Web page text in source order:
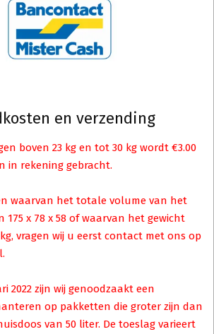
en verzending
boven 23 kg en tot 30 kg wordt €3.00
in rekening gebracht.
waarvan het totale volume van het
175 x 78 x 58 of waarvan het gewicht
vragen wij u eerst contact met ons op
2022 zijn wij genoodzaakt een
op pakketten die groter zijn dan
van 50 liter. De toeslag varieert